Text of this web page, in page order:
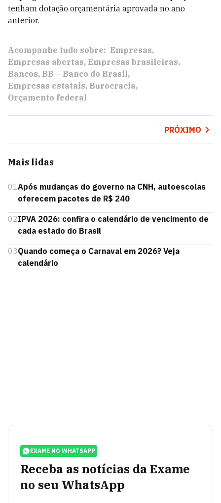
tenham dotação orçamentária aprovada no ano
anterior.
Acompanhe tudo sobre: Empresas
Empresas abertas Empresas brasileiras
Bancos BB – Banco do Brasil
Empresas estatais Burocracia
Orçamento federal
PRÓXIMO
Mais lidas
01Após mudanças do governo na CNH, autoescolas
oferecem pacotes de R$ 240
02IPVA 2026: confira o calendário de vencimento de
cada estado do Brasil
03Quando começa o Carnaval em 2026? Veja
calendário
EXAME NO WHATSAPP
Receba as notícias da Exame
no seu WhatsApp